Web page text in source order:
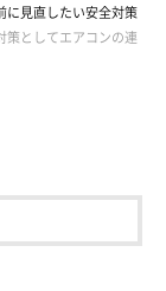
はまるで…？
に見直したい安全対策
策としてエアコンの連